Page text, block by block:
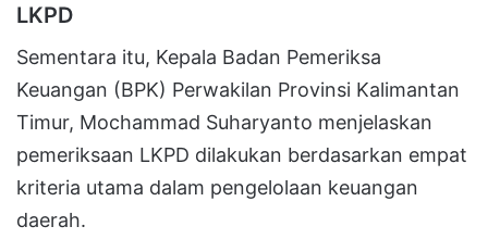
LKPD
Sementara itu, Kepala Badan Pemeriksa
Keuangan (BPK) Perwakilan Provinsi Kalimantan
Timur, Mochammad Suharyanto menjelaskan
pemeriksaan LKPD dilakukan berdasarkan empat
kriteria utama dalam pengelolaan keuangan
daerah.